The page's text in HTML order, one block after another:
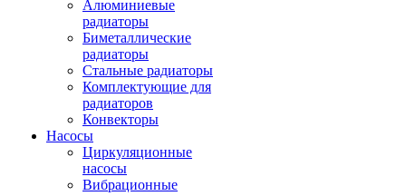
Алюминиевые
радиаторы
Биметаллические
радиаторы
Стальные радиаторы
Комплектующие для
радиаторов
Конвекторы
Насосы
Циркуляционные
насосы
Вибрационные